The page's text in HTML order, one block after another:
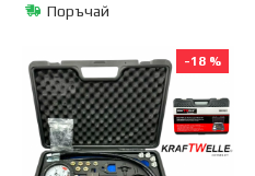
Поръчай
-18 %